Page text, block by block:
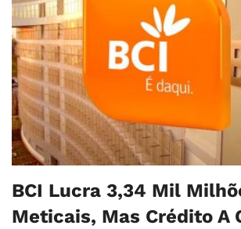
BCI Lucra 3,34 Mil
Meticais, Mas Crédito A